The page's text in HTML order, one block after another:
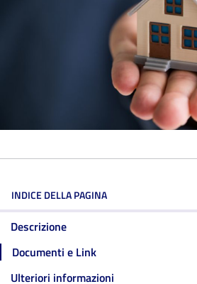
INDICE DELLA PAGINA
Descrizione
Documenti e Link
Ulteriori informazioni